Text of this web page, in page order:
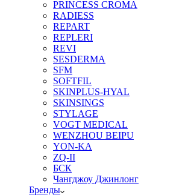
PRINCESS CROMA
RADIESS
REPART
REPLERI
REVI
SESDERMA
SFM
SOFTFIL
SKINPLUS-HYAL
SKINSINGS
STYLAGE
VOGT MEDICAL
WENZHOU BEIPU
YON-KA
ZQ-II
БСК
Чангджоу Джинлонг
Бренды